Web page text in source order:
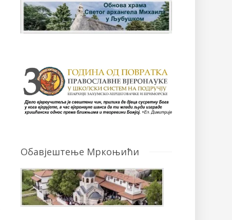
Обавјештење Мркоњићи